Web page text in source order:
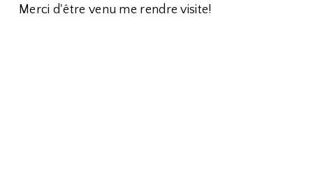
Merci d'être venu me rendre visite!